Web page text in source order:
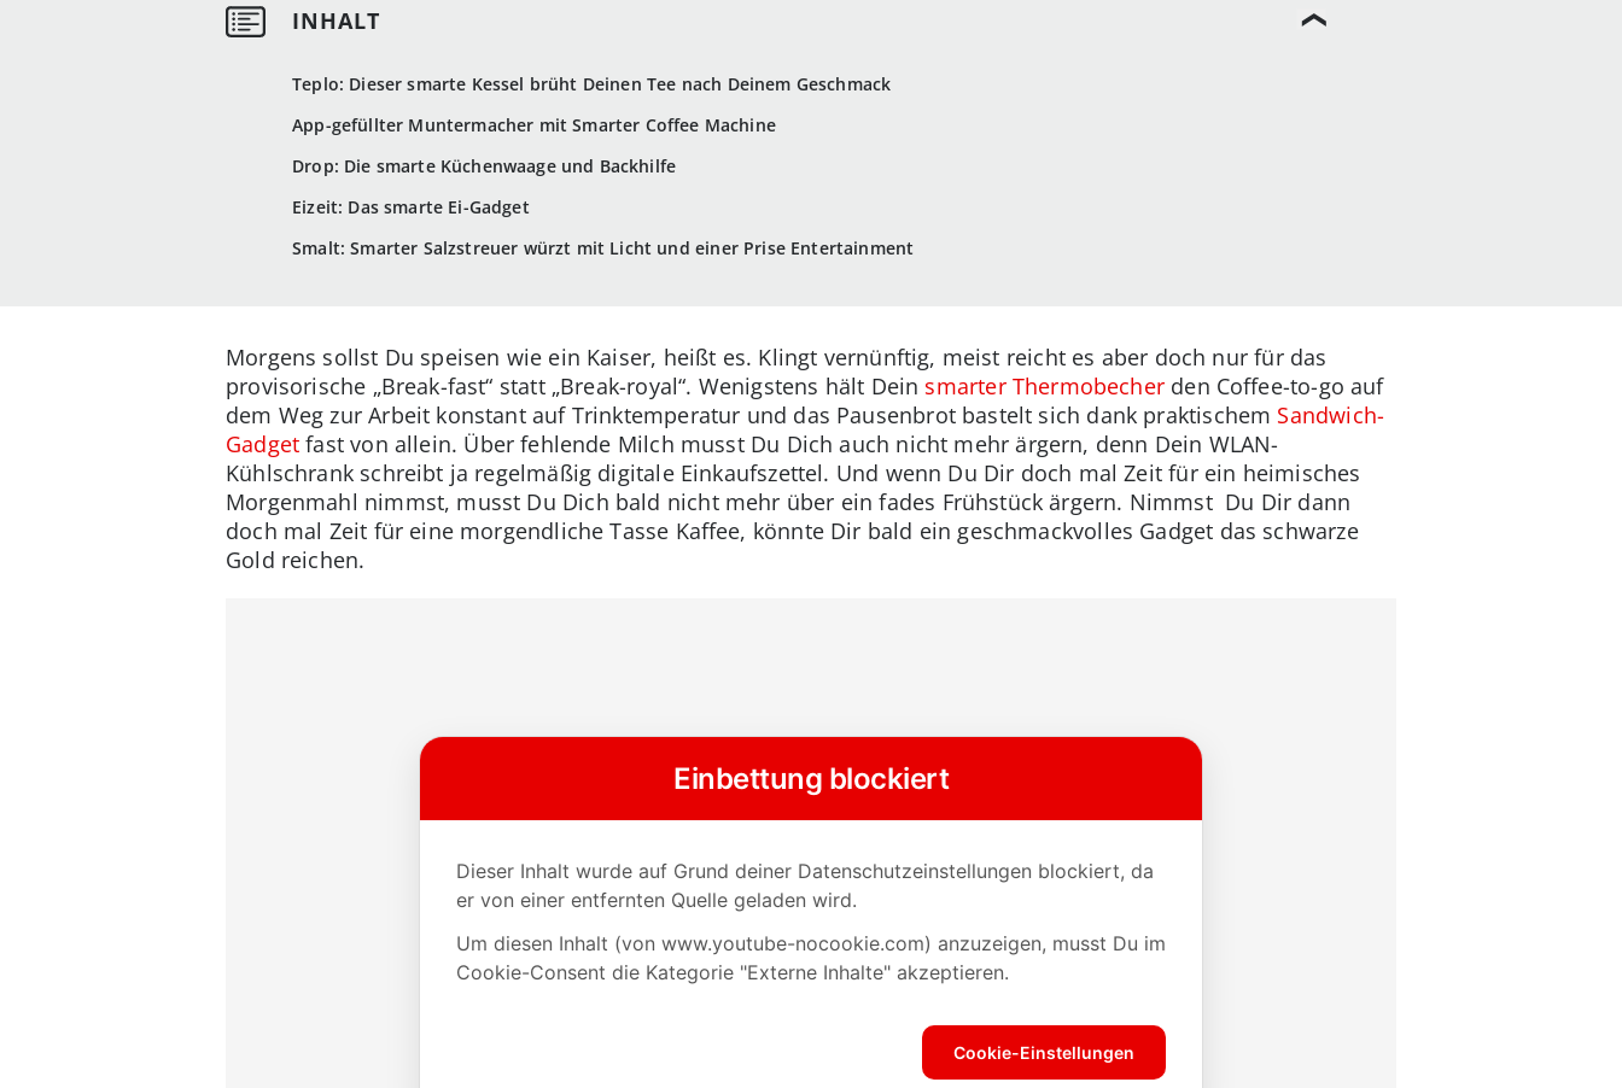
Teplo: Dieser smarte Kessel brüht Deinen Tee nach Deinem Geschmack
App-gefüllter Muntermacher mit Smarter Coffee Machine
Drop: Die smarte Küchenwaage und Backhilfe
Eizeit: Das smarte Ei-Gadget
Smalt: Smarter Salzstreuer würzt mit Licht und einer Prise Entertainment
Morgens sollst Du speisen wie ein Kaiser, heißt es. Klingt vernünftig, meist reicht es aber doch nur für das
provisorische „Break-fast“ statt „Break-royal“. Wenigstens hält Dein smarter Thermobecher den Coffee-to-go auf
dem Weg zur Arbeit konstant auf Trinktemperatur und das Pausenbrot bastelt sich dank praktischem Sandwich-
Gadget fast von allein. Über fehlende Milch musst Du Dich auch nicht mehr ärgern, denn Dein WLAN-
Kühlschrank schreibt ja regelmäßig digitale Einkaufszettel. Und wenn Du Dir doch mal Zeit für ein heimisches
Morgenmahl nimmst, musst Du Dich bald nicht mehr über ein fades Frühstück ärgern. Nimmst Du Dir dann
doch mal Zeit für eine morgendliche Tasse Kaffee, könnte Dir bald ein geschmackvolles Gadget das schwarze
Gold reichen.